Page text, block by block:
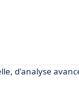
d'analyse